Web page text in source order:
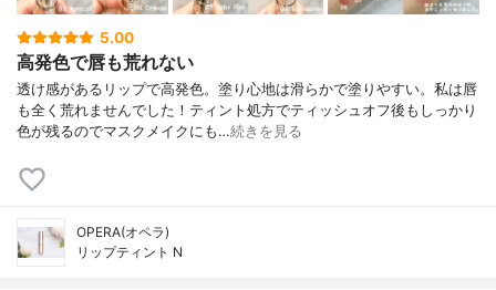
5.00
高発色で唇も荒れない
透け感があるリップで高発色。塗り心地は滑らかで塗りやすい。 私は唇
も全く荒れませんでした！ ティント処方でティッシュオフ後もしっかり
色が残るのでマスクメイクにも…続きを見る
OPERA(オペラ)
リップティント N